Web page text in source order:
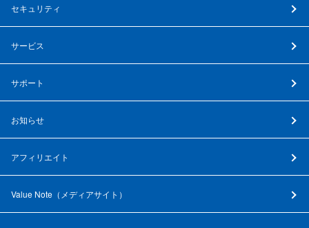
セキュリティ
サービス
サポート
お知らせ
アフィリエイト
Value Note（ メディアサイト ）